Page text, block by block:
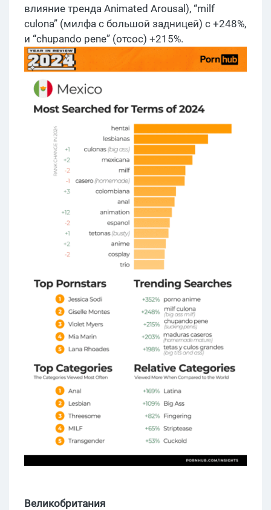
влияние тренда Animated Arousal), “milf
culona” (милфа с большой задницей) с +248%,
и “chupando pene” (отсос) +215%.
Великобритания